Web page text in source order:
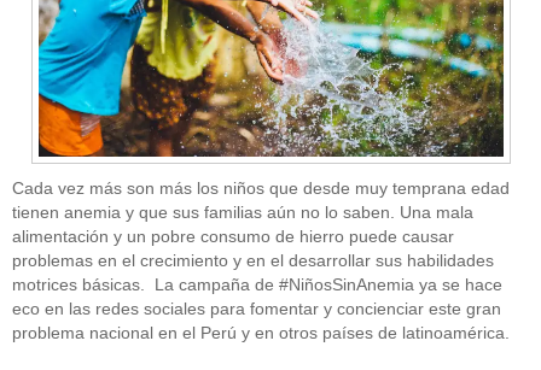
Cada vez más son más los niños que desde muy temprana edad
tienen anemia y que sus familias aún no lo saben. Una mala
alimentación y un pobre consumo de hierro puede causar
problemas en el crecimiento y en el desarrollar sus habilidades
motrices básicas. La campaña de #NiñosSinAnemia ya se hace
eco en las redes sociales para fomentar y concienciar este gran
problema nacional en el Perú y en otros países de latinoamérica.